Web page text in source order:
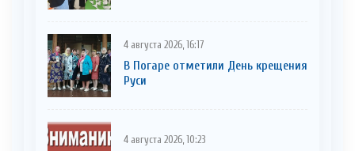
4 августа 2026, 16:17
В Погаре отметили День крещения
Руси
4 августа 2026, 10:23